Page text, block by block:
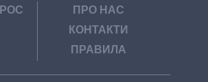
РОС
ПРО НАС
КОНТАКТИ
ПРАВИЛА